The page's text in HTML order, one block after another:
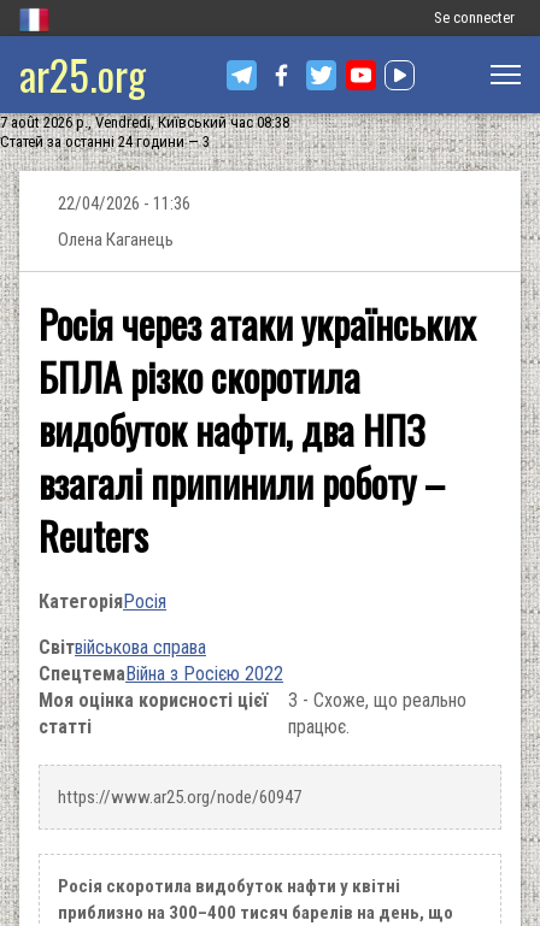
Меню
користувача
Se connecter
ar25.org
7 août 2026 р., Vendredi, Київський час 08:38
Статей за останні 24 години — 3
22/04/2026 - 11:36
Олена Каганець
Росія через атаки українських
БПЛА різко скоротила
видобуток нафти, два НПЗ
взагалі припинили роботу –
Reuters
КатегоріяРосія
Світвійськова справа
СпецтемаВійна з Росією 2022
Моя оцінка корисності цієї
статті
3 - Схоже, що реально
працює.
https://www.ar25.org/node/60947
Росія скоротила видобуток нафти у квітні
приблизно на 300–400 тисяч барелів на день, що